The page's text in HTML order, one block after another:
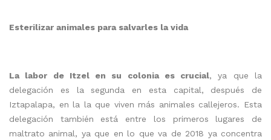
Esterilizar animales para salvarles la vida
La labor de Itzel en su colonia es crucial, ya que la
delegación es la segunda en esta capital, después de
Iztapalapa, en la la que viven más animales callejeros. Esta
delegación también está entre los primeros lugares de
maltrato animal, ya que en lo que va de 2018 ya concentra